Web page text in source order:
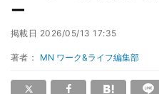
ー
掲載日 2026/05/13 17:35
著者： MN ワーク&ライフ編集部